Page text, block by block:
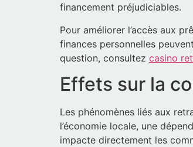
financement préjudiciables.
Pour améliorer l’accès aux
finances personnelles
question, consultez casino
Effets sur la
Les phénomènes liés aux
l’économie locale, une
impacte directement les